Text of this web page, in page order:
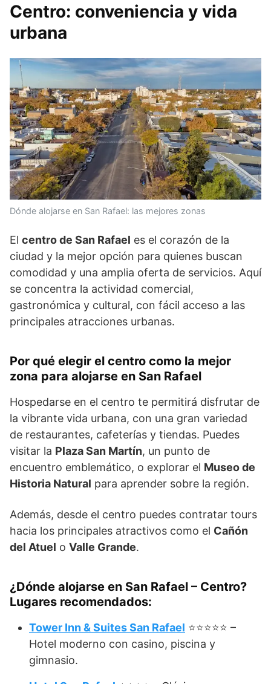
Centro: conveniencia y vida
urbana
Dónde alojarse en San Rafael: las mejores zonas
El centro de San Rafael es el corazón de la
ciudad y la mejor opción para quienes buscan
comodidad y una amplia oferta de servicios. Aquí
se concentra la actividad comercial,
gastronómica y cultural, con fácil acceso a las
principales atracciones urbanas.
Por qué elegir el centro como la mejor
zona para alojarse en San Rafael
Hospedarse en el centro te permitirá disfrutar de
la vibrante vida urbana, con una gran variedad
de restaurantes, cafeterías y tiendas. Puedes
visitar la Plaza San Martín, un punto de
encuentro emblemático, o explorar el Museo de
Historia Natural para aprender sobre la región.
Además, desde el centro puedes contratar tours
hacia los principales atractivos como el Cañón
del Atuel o Valle Grande.
¿Dónde alojarse en San Rafael – Centro?
Lugares recomendados:
Tower Inn & Suites San Rafael ⭐⭐⭐⭐⭐ –
Hotel moderno con casino, piscina y
gimnasio.